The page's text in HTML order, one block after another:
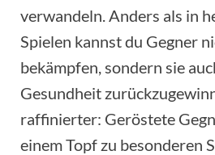
verwandeln. Anders als in
Spielen kannst du Gegner
bekämpfen, sondern sie
Gesundheit
raffinierter: Geröstete
einem Topf zu besonderen